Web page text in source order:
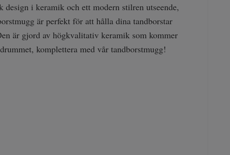
i keramik och ett modern stilren utseende,
är perfekt för att hålla dina tandborstar
är gjord av högkvalitativ keramik som kommer
komplettera med vår tandborstmugg!